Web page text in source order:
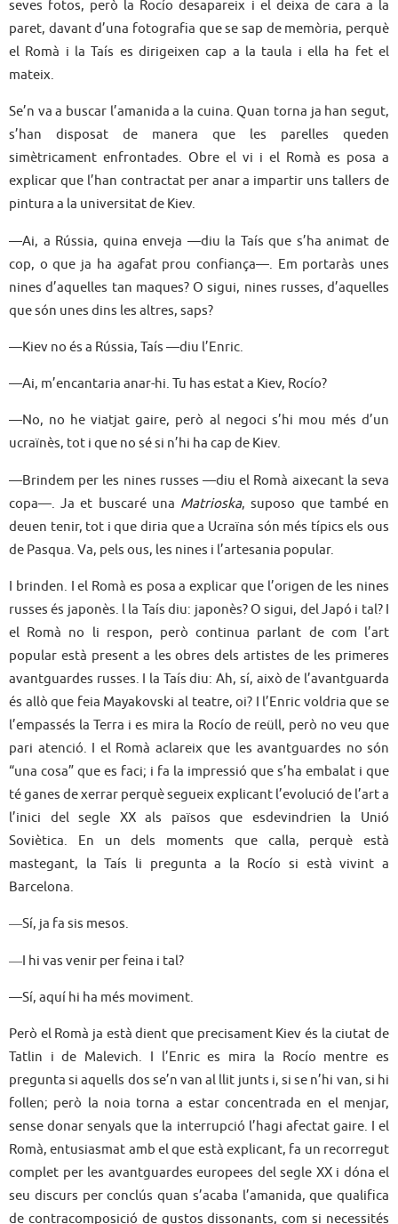
seves fotos, però la Rocío desapareix i el deixa de cara a la
paret, davant d’una fotografia que se sap de memòria, perquè
el Romà i la Taís es dirigeixen cap a la taula i ella ha fet el
mateix.
Se’n va a buscar l’amanida a la cuina. Quan torna ja han segut,
s’han disposat de manera que les parelles queden
simètricament enfrontades. Obre el vi i el Romà es posa a
explicar que l’han contractat per anar a impartir uns tallers de
pintura a la universitat de Kiev.
—Ai, a Rússia, quina enveja —diu la Taís que s’ha animat de
cop, o que ja ha agafat prou confiança—. Em portaràs unes
nines d’aquelles tan maques? O sigui, nines russes, d’aquelles
que són unes dins les altres, saps?
—Kiev no és a Rússia, Taís —diu l’Enric.
—Ai, m’encantaria anar-hi. Tu has estat a Kiev, Rocío?
—No, no he viatjat gaire, però al negoci s’hi mou més d’un
ucraïnès, tot i que no sé si n’hi ha cap de Kiev.
—Brindem per les nines russes —diu el Romà aixecant la seva
copa—. Ja et buscaré una Matrioska, suposo que també en
deuen tenir, tot i que diria que a Ucraïna són més típics els ous
de Pasqua. Va, pels ous, les nines i l’artesania popular.
I brinden. I el Romà es posa a explicar que l’origen de les nines
russes és japonès. l la Taís diu: japonès? O sigui, del Japó i tal? I
el Romà no li respon, però continua parlant de com l’art
popular està present a les obres dels artistes de les primeres
avantguardes russes. I la Taís diu: Ah, sí, això de l’avantguarda
és allò que feia Mayakovski al teatre, oi? I l’Enric voldria que se
l’empassés la Terra i es mira la Rocío de reüll, però no veu que
pari atenció. I el Romà aclareix que les avantguardes no són
“una cosa” que es faci; i fa la impressió que s’ha embalat i que
té ganes de xerrar perquè segueix explicant l’evolució de l’art a
l’inici del segle XX als països que esdevindrien la Unió
Soviètica. En un dels moments que calla, perquè està
mastegant, la Taís li pregunta a la Rocío si està vivint a
Barcelona.
―Sí, ja fa sis mesos.
―I hi vas venir per feina i tal?
—Sí, aquí hi ha més moviment.
Però el Romà ja està dient que precisament Kiev és la ciutat de
Tatlin i de Malevich. I l’Enric es mira la Rocío mentre es
pregunta si aquells dos se’n van al llit junts i, si se n’hi van, si hi
follen; però la noia torna a estar concentrada en el menjar,
sense donar senyals que la interrupció l’hagi afectat gaire. I el
Romà, entusiasmat amb el que està explicant, fa un recorregut
complet per les avantguardes europees del segle XX i dóna el
seu discurs per conclús quan s’acaba l’amanida, que qualifica
de contracomposició de gustos dissonants, com si necessités